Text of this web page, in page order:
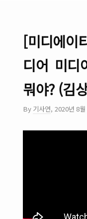
[미디에이
디어 미디
뭐야? (김
By 기사연, 2020년 8월